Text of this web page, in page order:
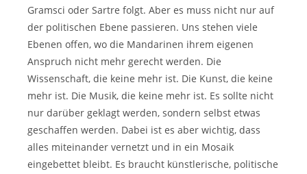
Gramsci oder Sartre folgt. Aber es muss nicht nur auf
der politischen Ebene passieren. Uns stehen viele
Ebenen offen, wo die Mandarinen ihrem eigenen
Anspruch nicht mehr gerecht werden. Die
Wissenschaft, die keine mehr ist. Die Kunst, die keine
mehr ist. Die Musik, die keine mehr ist. Es sollte nicht
nur darüber geklagt werden, sondern selbst etwas
geschaffen werden. Dabei ist es aber wichtig, dass
alles miteinander vernetzt und in ein Mosaik
eingebettet bleibt. Es braucht künstlerische, politische